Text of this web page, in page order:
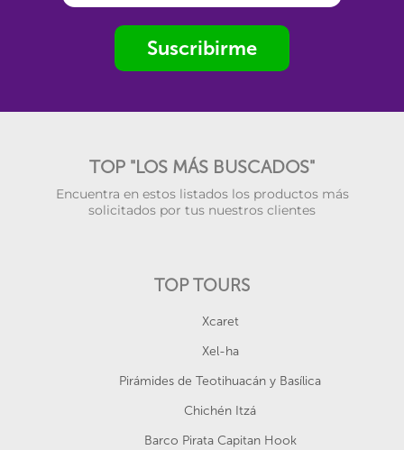
Suscribirme
TOP "LOS MÁS BUSCADOS"
Encuentra en estos listados los productos más
solicitados por tus nuestros clientes
TOP TOURS
Xcaret
Xel-ha
Pirámides de Teotihuacán y Basílica
Chichén Itzá
Barco Pirata Capitan Hook